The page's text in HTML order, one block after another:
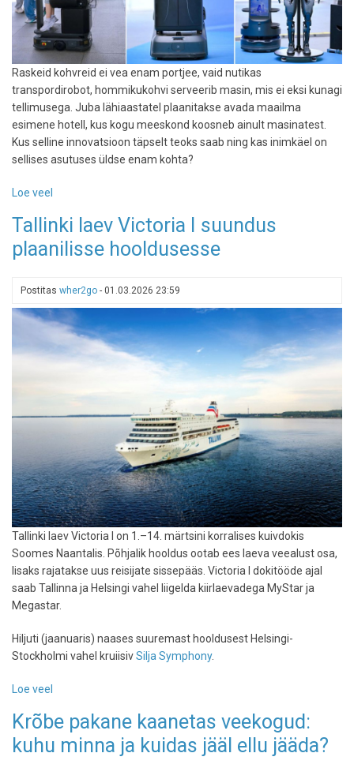
Raskeid kohvreid ei vea enam portjee, vaid nutikas
transpordirobot, hommikukohvi serveerib masin, mis ei eksi kunagi
tellimusega. Juba lähiaastatel plaanitakse avada maailma
esimene hotell, kus kogu meeskond koosneb ainult masinatest.
Kus selline innovatsioon täpselt teoks saab ning kas inimkäel on
sellises asutuses üldse enam kohta?
Loe veel
esimene
täielikult
hotell
avab
uksed
Tallinki laev Victoria I suundus
plaanilisse hooldusesse
Postitas wher2go - 01.03.2026 23:59
Tallinki laev Victoria I on 1.–14. märtsini korralises kuivdokis
Soomes Naantalis. Põhjalik hooldus ootab ees laeva veealust osa,
lisaks rajatakse uus reisijate sissepääs. Victoria I dokitööde ajal
saab Tallinna ja Helsingi vahel liigelda kiirlaevadega MyStar ja
Megastar.
Hiljuti (jaanuaris) naases suuremast hooldusest Helsingi-
Stockholmi vahel kruiisivSilja Symphony.
Loe veel
laev
Victoria
Krõbe pakane kaanetas veekogud:
kuhu minna ja kuidas jääl ellu jääda?